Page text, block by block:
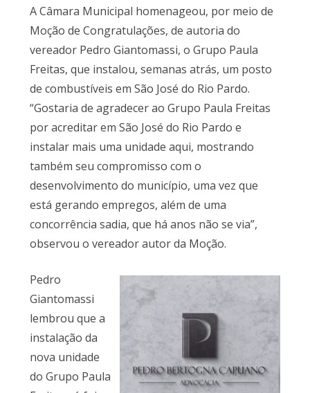
A Câmara Municipal homenageou, por meio de
Moção de Congratulações, de autoria do
vereador Pedro Giantomassi, o Grupo Paula
Freitas, que instalou, semanas atrás, um posto
de combustíveis em São José do Rio Pardo.
“Gostaria de agradecer ao Grupo Paula Freitas
por acreditar em São José do Rio Pardo e
instalar mais uma unidade aqui, mostrando
também seu compromisso com o
desenvolvimento do município, uma vez que
está gerando empregos, além de uma
concorrência sadia, que há anos não se via”,
observou o vereador autor da Moção.
Pedro
Giantomassi
lembrou que a
instalação da
nova unidade
do Grupo Paula